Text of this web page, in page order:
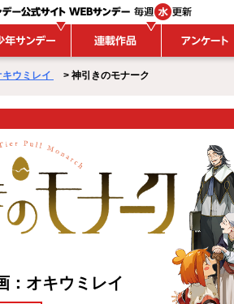
ウミレイ > 神引きのモナーク
：オキウミレイ